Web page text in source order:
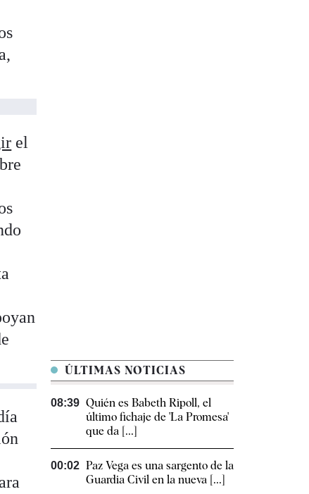
el
ÚLTIMAS NOTICIAS
08:39 Quién es Babeth Ripoll, el
último fichaje de 'La Promesa'
que da [...]
00:02 Paz Vega es una sargento de la
Guardia Civil en la nueva [...]